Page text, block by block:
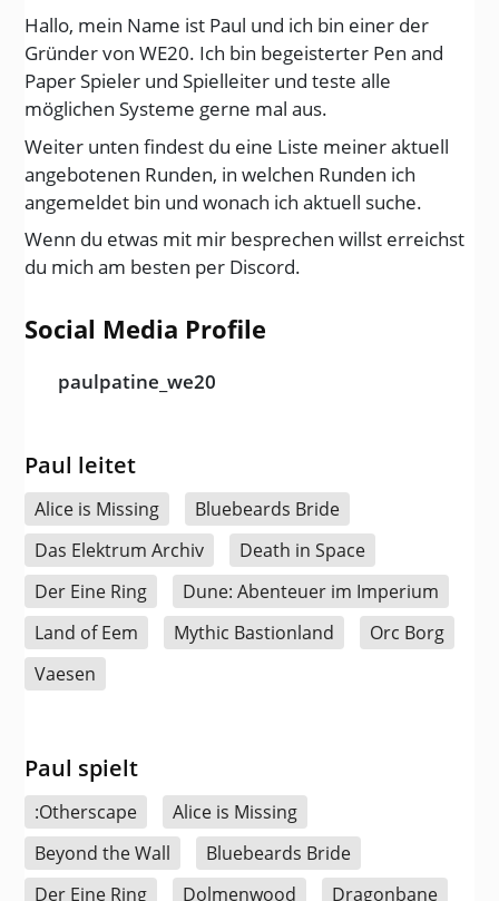
Hallo, mein Name ist Paul und ich bin einer der
Gründer von WE20. Ich bin begeisterter Pen and
Paper Spieler und Spielleiter und teste alle
möglichen Systeme gerne mal aus.
Weiter unten findest du eine Liste meiner aktuell
angebotenen Runden, in welchen Runden ich
angemeldet bin und wonach ich aktuell suche.
Wenn du etwas mit mir besprechen willst erreichst
du mich am besten per Discord.
Social Media Profile
paulpatine_we20
Paul leitet
Alice is Missing
Bluebeards Bride
Das Elektrum Archiv
Death in Space
Der Eine Ring
Dune: Abenteuer im Imperium
Land of Eem
Mythic Bastionland
Orc Borg
Vaesen
Paul spielt
:Otherscape
Alice is Missing
Beyond the Wall
Bluebeards Bride
Der Eine Ring
Dolmenwood
Dragonbane